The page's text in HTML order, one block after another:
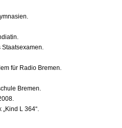
Staatsexamen.
für Radio Bremen.
Bremen.
L 364“.